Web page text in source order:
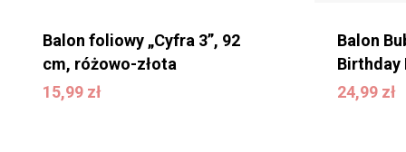
Balon foliowy „Cyfra 3”, 92
cm, różowo-złota
15,99 zł
15,99zł
Balon
Birthday
24,99 zł
24,99zł